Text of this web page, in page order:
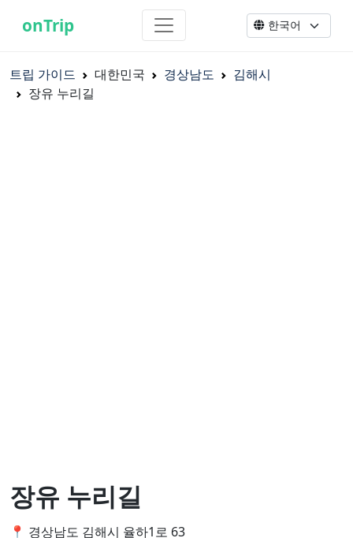
onTrip
트립 가이드 대한민국 경상남도
김해시
장유 누리길
장유 누리길
📍 경상남도 김해시 율하1로 63